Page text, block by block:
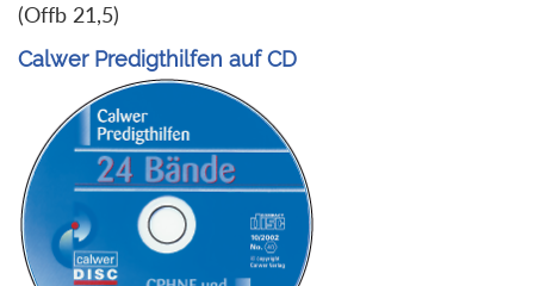
(Offb 21,5)
Calwer Predigthilfen auf CD